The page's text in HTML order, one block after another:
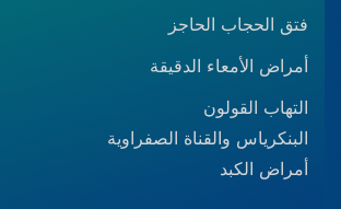
فتق الحجاب الحاجز
أمراض الأمعاء الدقيقة
التهاب القولون
البنكرياس والقناة الصفراوية
أمراض الكبد